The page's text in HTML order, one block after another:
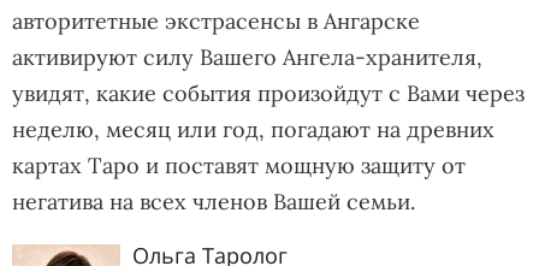
авторитетные экстрасенсы в Ангарске
активируют силу Вашего Ангела-хранителя,
увидят, какие события произойдут с Вами через
неделю, месяц или год, погадают на древних
картах Таро и поставят мощную защиту от
негатива на всех членов Вашей семьи.